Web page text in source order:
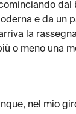
dal
e da un
la
o meno una
nel mio